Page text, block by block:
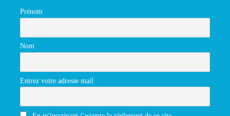
Prénom
Nom
Entrez votre adresse mail